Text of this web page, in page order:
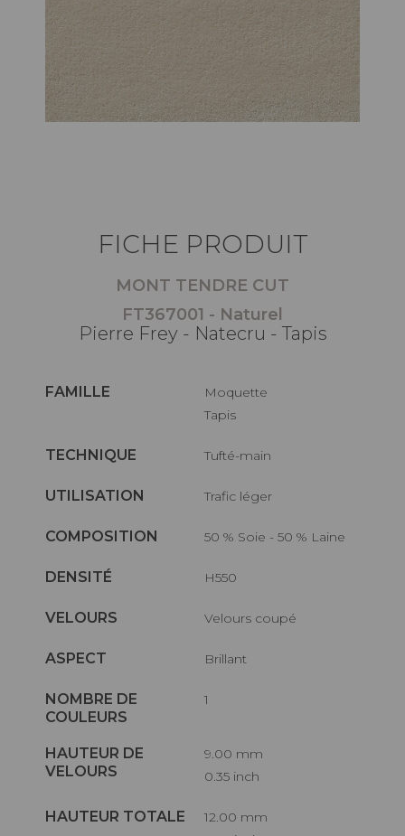
FICHE PRODUIT
MONT TENDRE CUT
FT367001 - Naturel
Pierre Frey - Natecru - Tapis
FAMILLE
Moquette
Tapis
TECHNIQUE Tufté-main
UTILISATION Trafic léger
COMPOSITION 50 % Soie - 50 % Laine
DENSITÉ H550
VELOURS Velours coupé
ASPECT Brillant
NOMBRE DE
COULEURS
1
HAUTEUR DE
VELOURS
9.00 mm
0.35 inch
HAUTEUR TOTALE
12.00 mm